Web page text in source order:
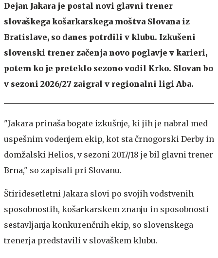
Dejan Jakara je postal novi glavni trener
slovaškega košarkarskega moštva Slovana iz
Bratislave, so danes potrdili v klubu. Izkušeni
slovenski trener začenja novo poglavje v karieri,
potem ko je preteklo sezono vodil Krko. Slovan bo
v sezoni 2026/27 zaigral v regionalni ligi Aba.
"Jakara prinaša bogate izkušnje, ki jih je nabral med
uspešnim vodenjem ekip, kot sta črnogorski Derby in
domžalski Helios, v sezoni 2017/18 je bil glavni trener
Brna," so zapisali pri Slovanu.
Štiridesetletni Jakara slovi po svojih vodstvenih
sposobnostih, košarkarskem znanju in sposobnosti
sestavljanja konkurenčnih ekip, so slovenskega
trenerja predstavili v slovaškem klubu.